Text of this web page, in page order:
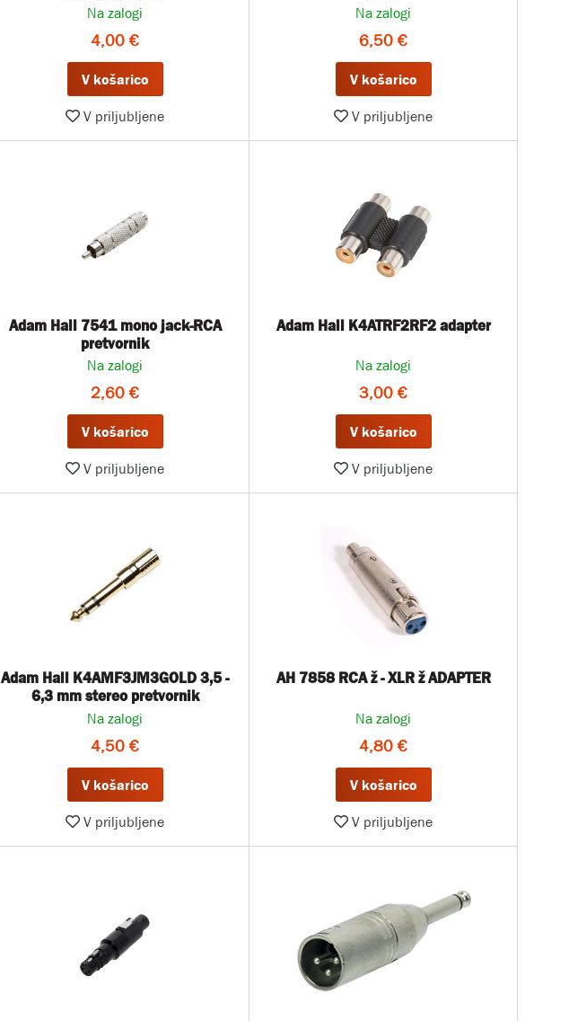
Na zalogi
4,00 €
V košarico
V priljubljene
Na zalogi
6,50 €
V košarico
V priljubljene
Adam Hall 7541 mono jack-RCA
pretvornik
Na zalogi
2,60 €
V košarico
V priljubljene
Adam Hall K4ATRF2RF2 adapter
Na zalogi
3,00 €
V košarico
V priljubljene
Adam Hall K4AMF3JM3GOLD 3,5 -
6,3 mm stereo pretvornik
Na zalogi
4,50 €
V košarico
V priljubljene
AH 7858 RCA ž - XLR ž ADAPTER
Na zalogi
4,80 €
V košarico
V priljubljene